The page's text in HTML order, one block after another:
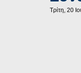
Τρίτη, 20